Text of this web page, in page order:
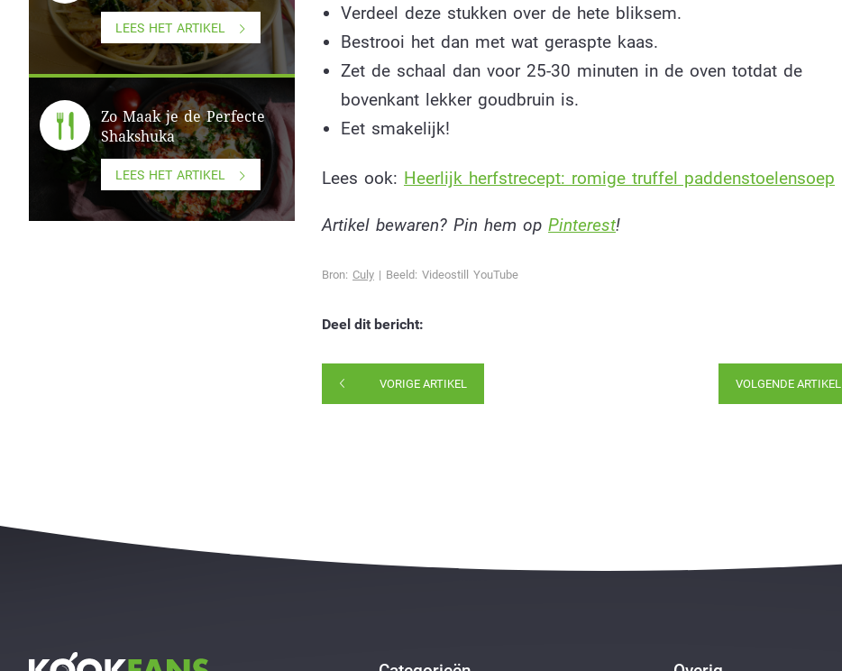
LEES HET ARTIKEL
Zo Maak je de Perfecte
Shakshuka
LEES HET ARTIKEL
Verdeel deze stukken over de hete bliksem.
Bestrooi het dan met wat geraspte kaas.
Zet de schaal dan voor 25-30 minuten in de oven totdat de
bovenkant lekker goudbruin is.
Eet smakelijk!
Lees ook: Heerlijk herfstrecept: romige truffel paddenstoelensoep
Artikel bewaren? Pin hem op Pinterest!
Bron: Culy| Beeld: Videostill YouTube
Deel dit bericht:
VORIGE ARTIKEL VOLGENDE ARTIKEL